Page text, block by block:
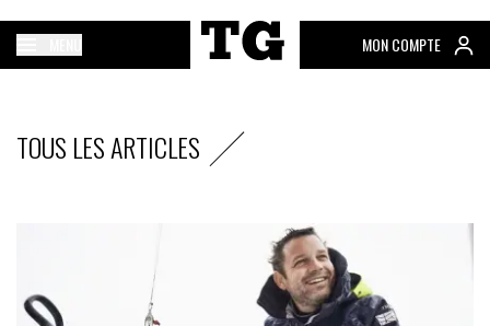
MON COMPTE
TOUS LES ARTICLES